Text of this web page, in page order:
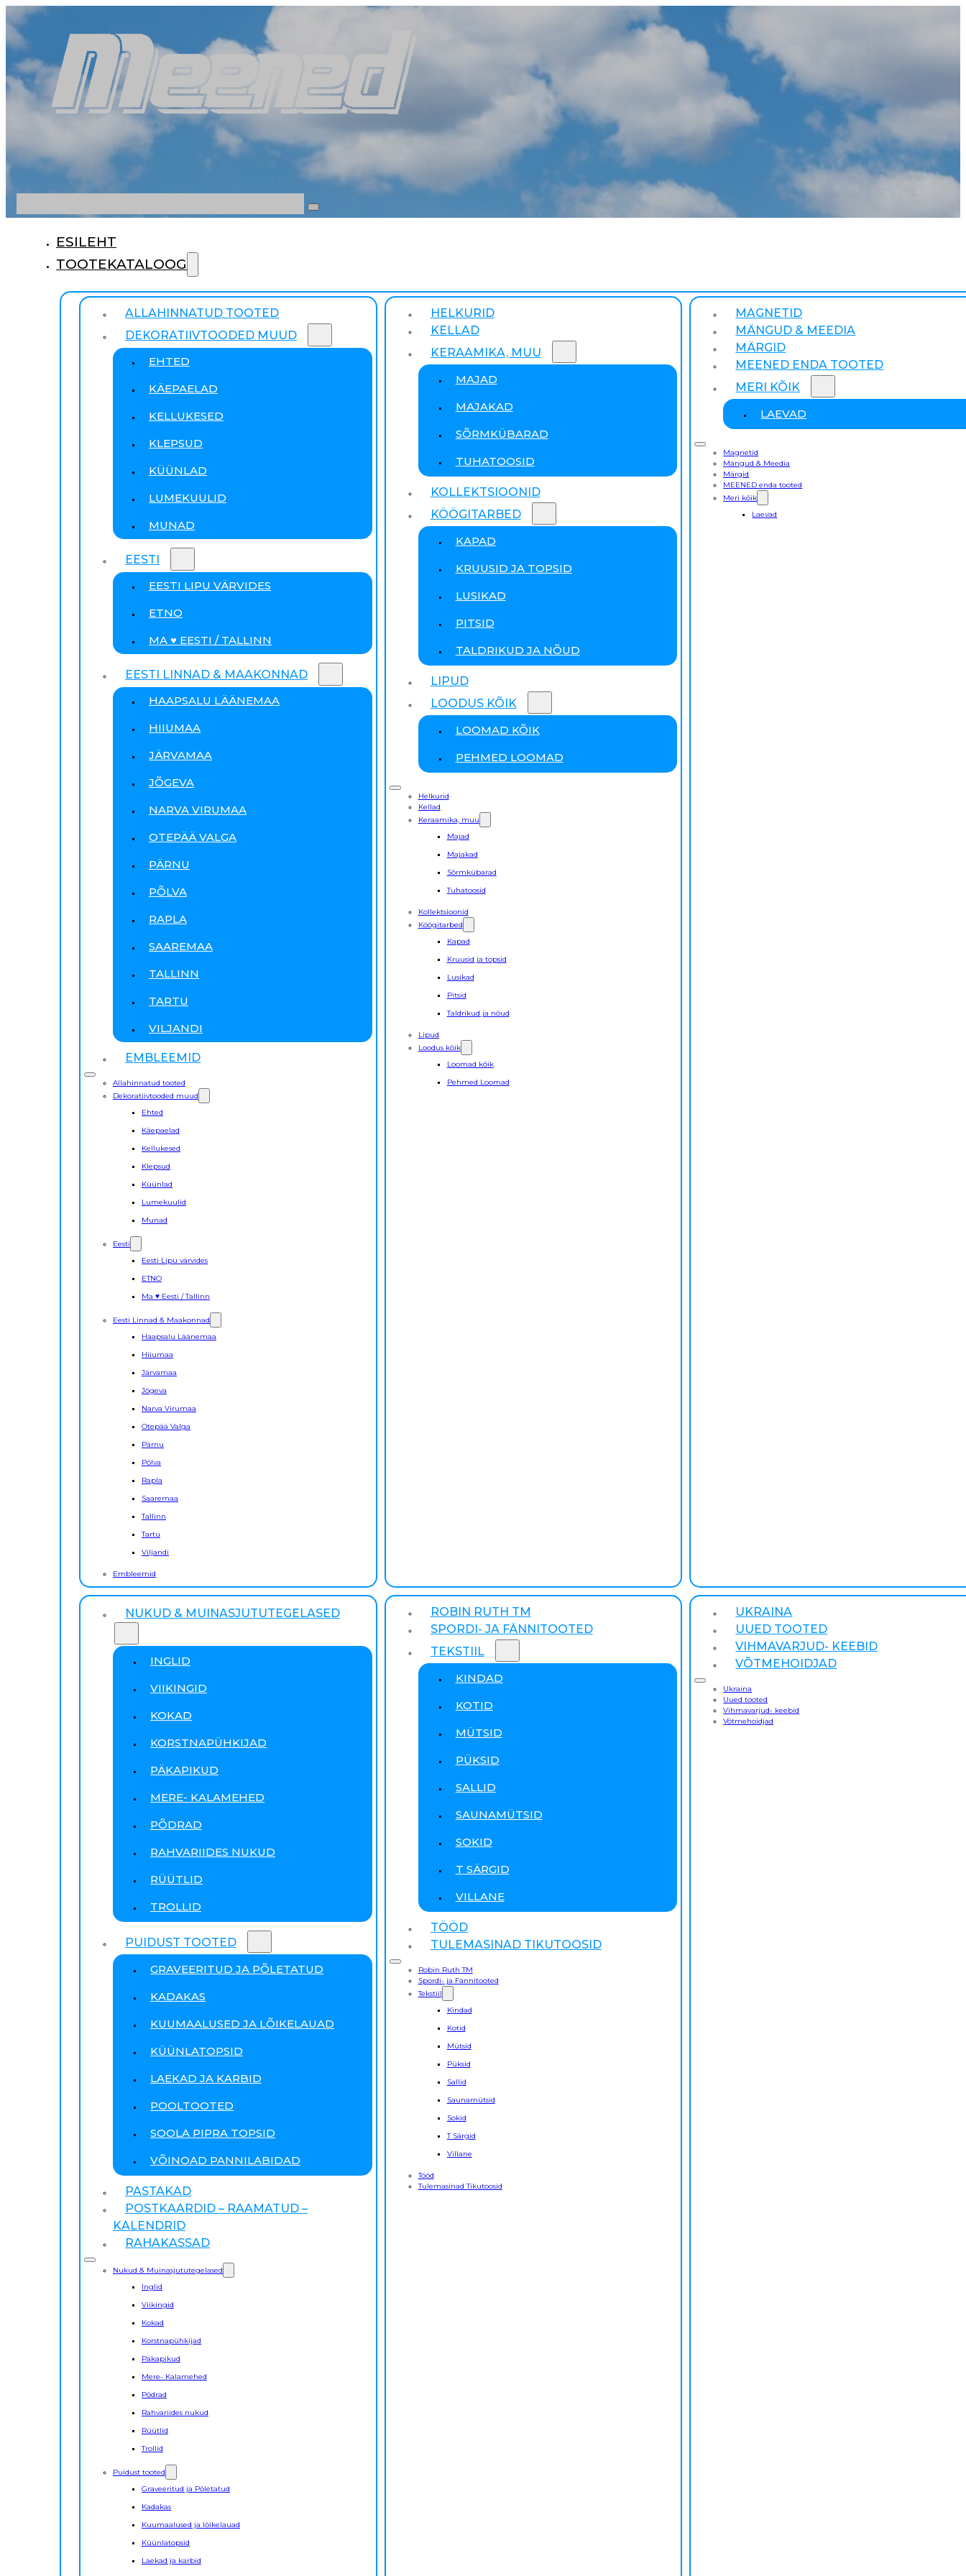
ESILEHT
TOOTEKATALOOG
ALLAHINNATUD TOOTED
DEKORATIIVTOODED MUUD
EHTED
KÄEPAELAD
KELLUKESED
KLEPSUD
KÜÜNLAD
LUMEKUULID
MUNAD
EESTI
EESTI LIPU VÄRVIDES
ETNO
MA ♥ EESTI / TALLINN
EESTI LINNAD & MAAKONNAD
HAAPSALU LÄÄNEMAA
HIIUMAA
JÄRVAMAA
JÕGEVA
NARVA VIRUMAA
OTEPÄÄ VALGA
PÄRNU
PÕLVA
RAPLA
SAAREMAA
TALLINN
TARTU
VILJANDI
EMBLEEMID
Allahinnatud tooted
Dekoratiivtooded muud
Ehted
Käepaelad
Kellukesed
Klepsud
Küünlad
Lumekuulid
Munad
Eesti
Eesti Lipu värvides
ETNO
Ma ♥ Eesti / Tallinn
Eesti Linnad & Maakonnad
Haapsalu Läänemaa
Hiiumaa
Järvamaa
Jõgeva
Narva Virumaa
Otepää Valga
Pärnu
Põlva
Rapla
Saaremaa
Tallinn
Tartu
Viljandi
Embleemid
HELKURID
KELLAD
KERAAMIKA, MUU
MAJAD
MAJAKAD
SÕRMKÜBARAD
TUHATOOSID
KOLLEKTSIOONID
KÖÖGITARBED
KAPAD
KRUUSID JA TOPSID
LUSIKAD
PITSID
TALDRIKUD JA NÕUD
LIPUD
LOODUS KÕIK
LOOMAD KÕIK
PEHMED LOOMAD
Helkurid
Kellad
Keraamika, muu
Majad
Majakad
Sõrmkübarad
Tuhatoosid
Kollektsioonid
Köögitarbed
Kapad
Kruusid ja topsid
Lusikad
Pitsid
Taldrikud ja nõud
Lipud
Loodus kõik
Loomad kõik
Pehmed Loomad
MAGNETID
MÄNGUD & MEEDIA
MÄRGID
MEENED ENDA TOOTED
MERI KÕIK
LAEVAD
Magnetid
Mängud & Meedia
Märgid
MEENED enda tooted
Meri kõik
Laevad
NUKUD & MUINASJUTUTEGELASED
INGLID
VIIKINGID
KOKAD
KORSTNAPÜHKIJAD
PÄKAPIKUD
MERE- KALAMEHED
PÕDRAD
RAHVARIIDES NUKUD
RÜÜTLID
TROLLID
PUIDUST TOOTED
GRAVEERITUD JA PÕLETATUD
KADAKAS
KUUMAALUSED JA LÕIKELAUAD
KÜÜNLATOPSID
LAEKAD JA KARBID
POOLTOOTED
SOOLA PIPRA TOPSID
VÕINOAD PANNILABIDAD
PASTAKAD
POSTKAARDID – RAAMATUD –
KALENDRID
RAHAKASSAD
Nukud & Muinasjututegelased
Inglid
Viikingid
Kokad
Korstnapühkijad
Päkapikud
Mere- Kalamehed
Põdrad
Rahvariides nukud
Rüütlid
Trollid
Puidust tooted
Graveeritud ja Põletatud
Kadakas
Kuumaalused ja lõikelauad
Küünlatopsid
Laekad ja karbid
ROBIN RUTH TM
SPORDI- JA FÄNNITOOTED
TEKSTIIL
KINDAD
KOTID
MÜTSID
PÜKSID
SALLID
SAUNAMÜTSID
SOKID
T SÄRGID
VILLANE
TÖÖD
TULEMASINAD TIKUTOOSID
Robin Ruth TM
Spordi- ja Fännitooted
Tekstiil
Kindad
Kotid
Mütsid
Püksid
Sallid
Saunamütsid
Sokid
T Särgid
Villane
Tööd
Tulemasinad Tikutoosid
UKRAINA
UUED TOOTED
VIHMAVARJUD- KEEBID
VÕTMEHOIDJAD
Ukraina
Uued tooted
Vihmavarjud- keebid
Võtmehoidjad